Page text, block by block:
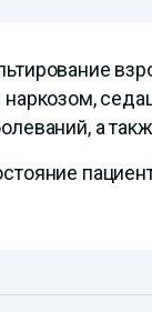
наркозом,
а